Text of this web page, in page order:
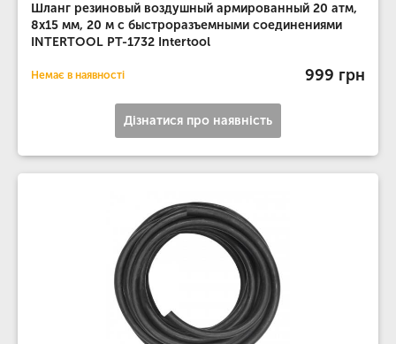
Шланг резиновый воздушный армированный 20 атм,
8x15 мм, 20 м с быстроразъемными соединениями
INTERTOOL PT-1732 Intertool
Немає в наявності 999 грн
Дізнатися про наявність